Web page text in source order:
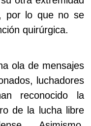
por lo que no se
quirúrgica.
ola de mensajes
luchadores
reconocido la
de la lucha libre